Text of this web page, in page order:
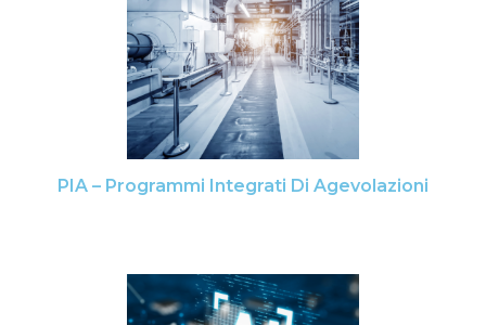
PIA – Programmi Integrati Di Agevolazioni